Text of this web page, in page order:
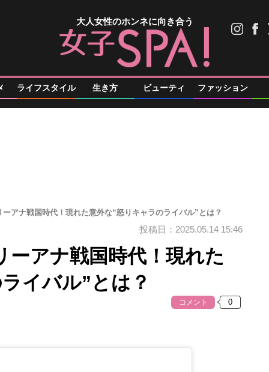
大人女性のホンネに向き合う
ライフスタイル 生き方 ビューティ ファッション
アナ戦国時代！現れた意外な“怒りキャラのライバル”とは？
投稿日：2025.05.14 15:46
ーアナ戦国時代！現れた
イバル”とは？
コメント